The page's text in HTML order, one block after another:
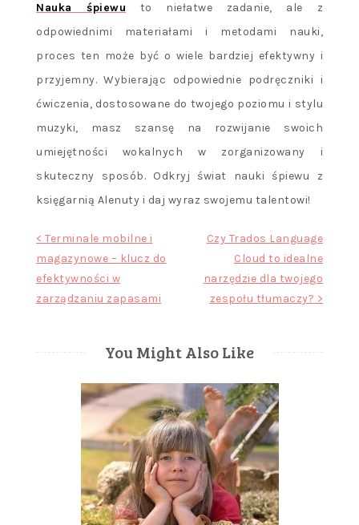
Nauka śpiewu to niełatwe zadanie, ale z
odpowiednimi materiałami i metodami nauki,
proces ten może być o wiele bardziej efektywny i
przyjemny. Wybierając odpowiednie podręczniki i
ćwiczenia, dostosowane do twojego poziomu i stylu
muzyki, masz szansę na rozwijanie swoich
umiejętności wokalnych w zorganizowany i
skuteczny sposób. Odkryj świat nauki śpiewu z
księgarnią Alenuty i daj wyraz swojemu talentowi!
Nawigacja
wpisu
< Terminale mobilne i
magazynowe – klucz do
efektywności w
zarządzaniu zapasami
Czy Trados Language
Cloud to idealne
narzędzie dla twojego
zespołu tłumaczy? >
You Might Also Like